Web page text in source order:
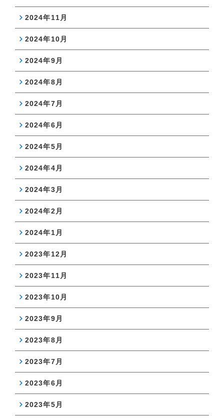
2024年11月
2024年10月
2024年9月
2024年8月
2024年7月
2024年6月
2024年5月
2024年4月
2024年3月
2024年2月
2024年1月
2023年12月
2023年11月
2023年10月
2023年9月
2023年8月
2023年7月
2023年6月
2023年5月